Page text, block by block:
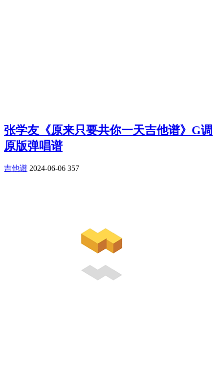
张学友《原来只要共你一天吉他谱》G调
原版弹唱谱
吉他谱 2024-06-06 357